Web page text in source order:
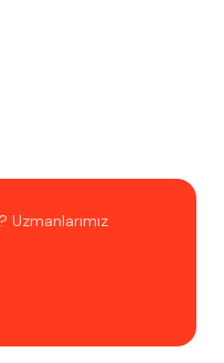
Uzmanlarımız